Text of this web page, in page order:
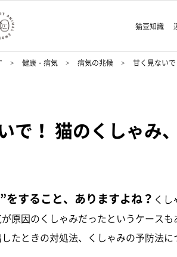
猫豆知識
健康・病気 病気の兆候 甘く見ない
で！ 猫のくしゃみ
をすること、ありますよね？ く
原因のくしゃみだったというケース
たときの対処法、くしゃみの予防法に